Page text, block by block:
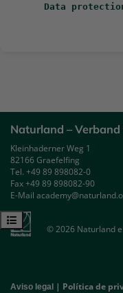
Abrir índice del curso
Data
Naturland –
Kleinhaderner Weg 1
82166 Graefelfing
Tel. +49 89 898082-0
Fax +49 89 898082-90
E-Mail
© 2026 Naturland
Aviso legal | Política de